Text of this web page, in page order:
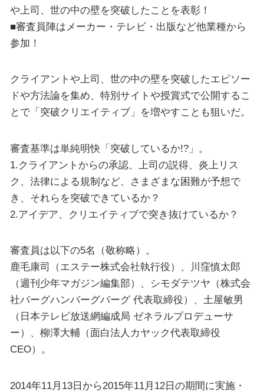
や上司、世の中の壁を突破したことを表彰！
■審査員陣はメーカー・テレビ・出版など他業種から
参加！
クライアントや上司、世の中の壁を突破したエピソー
ドや方法論を集め、特別サイトや授賞式で公開するこ
とで「突破クリエイティブ」を増やすことも狙いだ。
審査基準は単純明快「突破しているか!?」。
1.クライアントからの承認、上司の説得、炎上リス
ク、法律による規制など、さまざまな困難が予想で
き、それらを突破できているか？
2.アイデア、クリエイティブで突き抜けているか？
審査員は以下の5名（敬称略）。
鹿毛康司（エステー株式会社執行役）、川窪慎太郎
（週刊少年マガジン編集部）、シモダテツヤ（株式会
社バーグハンバーグバーグ 代表取締役）、土屋敏男
（日本テレビ放送網編成局 ゼネラルプロデューサ
ー）、柳澤大輔（面白法人カヤック代表取締役
CEO）。
2014年11月13日から2015年11月12日の期間に実施・